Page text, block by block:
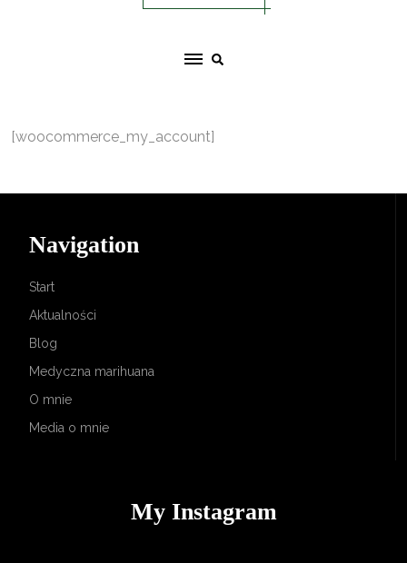
[woocommerce_my_account]
Navigation
Start
Aktualności
Blog
Medyczna marihuana
O mnie
Media o mnie
My Instagram